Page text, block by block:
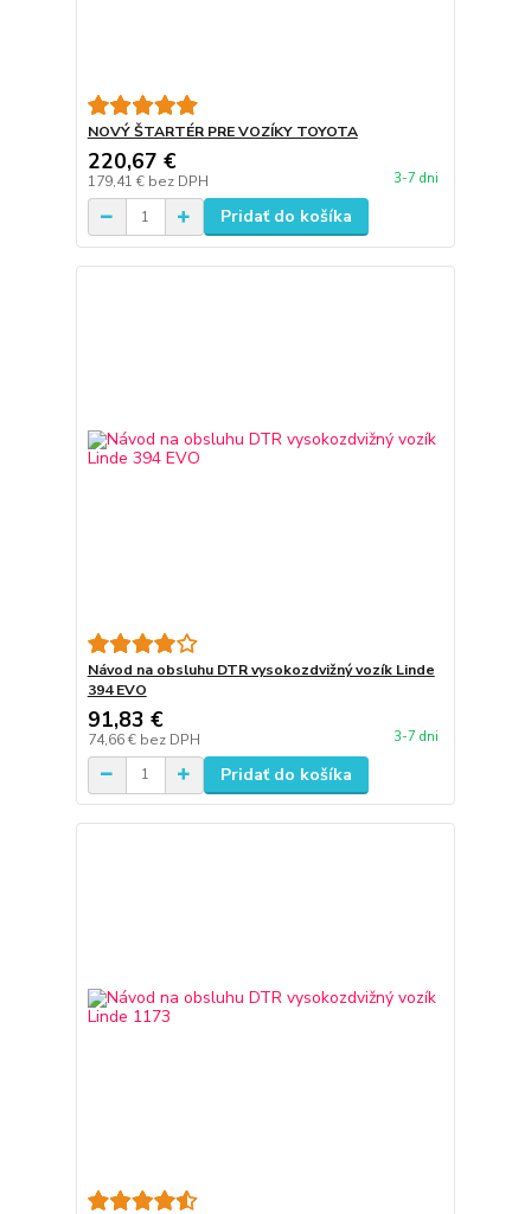
NOVÝ ŠTARTÉR PRE VOZÍKY TOYOTA
220,67 €
179,41 € bez DPH 3-7 dni
Pridať do košíka
Návod na obsluhu DTR vysokozdvižný vozík Linde
394 EVO
91,83 €
74,66 € bez DPH 3-7 dni
Pridať do košíka